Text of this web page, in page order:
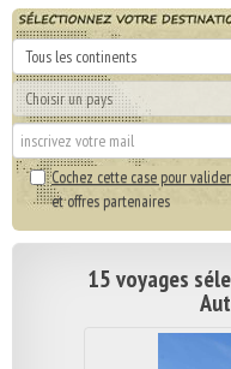
Cochez cette case pour valider
et offres partenaires
15 voyages